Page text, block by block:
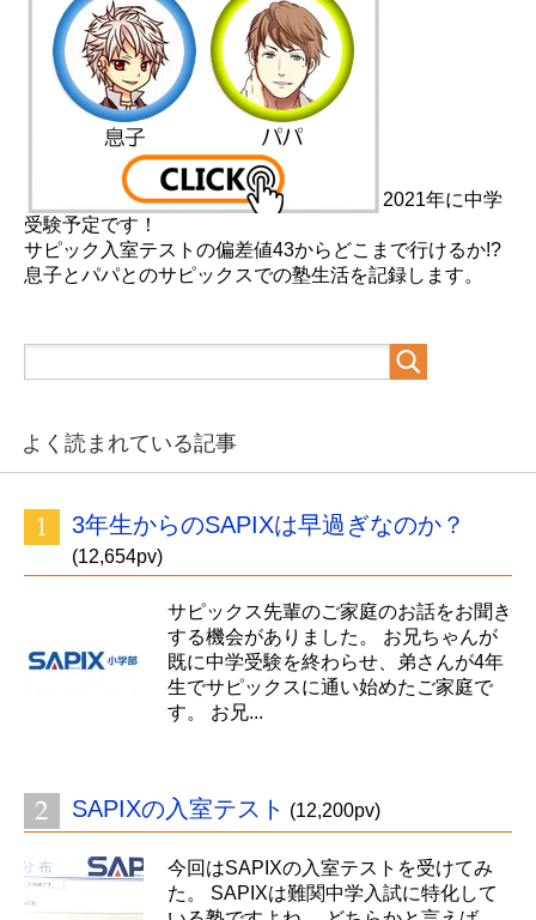
2021年に中学
受験予定です！
サピック入室テストの偏差値43からどこまで行けるか!?
息子とパパとのサピックスでの塾生活を記録します。
よく読まれている記事
3年生からのSAPIXは早過ぎなのか？
(12,654pv)
サピックス先輩のご家庭のお話をお聞き
する機会がありました。 お兄ちゃんが
既に中学受験を終わらせ、弟さんが4年
生でサピックスに通い始めたご家庭で
す。 お兄...
SAPIXの入室テスト (12,200pv)
今回はSAPIXの入室テストを受けてみ
た。 SAPIXは難関中学入試に特化して